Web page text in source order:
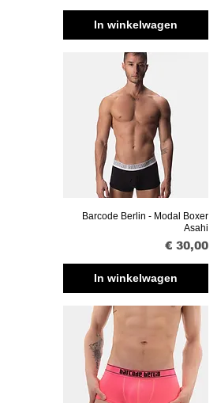
In winkelwagen
Snel overzicht
Barcode Berlin - Modal Boxer
Asahi
Prijs
€ 30,00
In winkelwagen